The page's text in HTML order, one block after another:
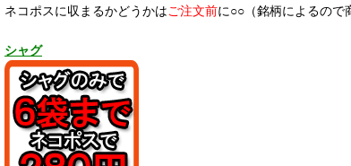
ネコポスに収まるかどうかはご注文前に○○（銘柄によるの
シャグ